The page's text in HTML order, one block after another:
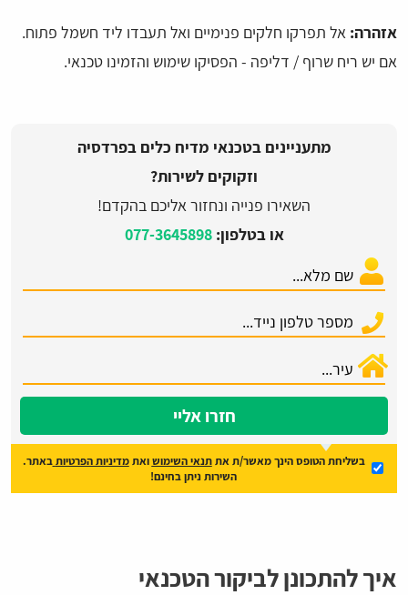
אזהרה: אל תפרקו חלקים פנימיים ואל תעבדו ליד חשמל פתוח.
אם יש ריח שרוף / דליפה - הפסיקו שימוש והזמינו טכנאי.
מתעניינים בטכנאי מדיח כלים בפרדסיה
וזקוקים לשירות?
השאירו פנייה ונחזור אליכם בהקדם!
או בטלפון:077-3645898
חזרו אליי
בשליחת הטופס הינך מאשר/ת אתתנאי השימושואתמדיניות הפרטיות באתר.
השירות ניתן בחינם!
איך להתכונן לביקור הטכנאי